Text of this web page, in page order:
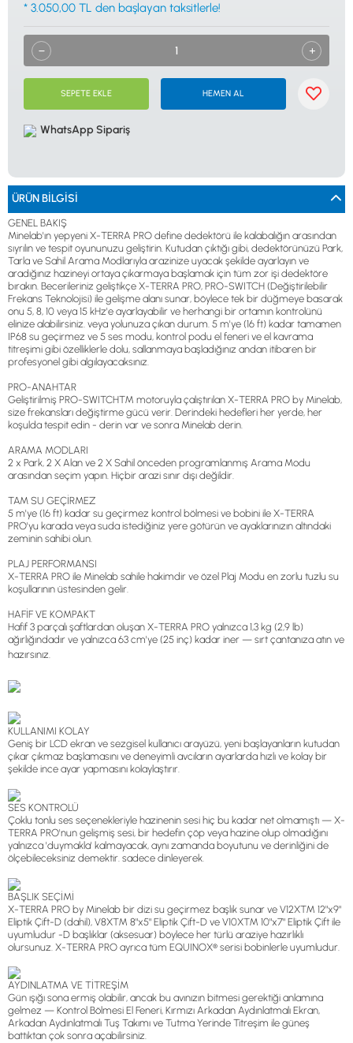
0533 061 73 68 0533 206 6086 0212 222 12 61 0332 321 45 59
Dedektör Dünyası, lider dünya markası dedektörlerin
Türkiye distribitörü olan Tevafuk Elektronik LTD. ŞTİ. resmi satış kanalıdır.
* 3.050,00 TL den başlayan taksitlerle!
SEPETE EKLE HEMEN AL
WhatsApp Sipariş
ÜRÜN BILGISI
GENEL BAKIŞ
Minelab'ın yepyeni X-TERRA PRO define dedektörü ile kalabalığın arasından
sıyrılın ve tespit oyununuzu geliştirin. Kutudan çıktığı gibi, dedektörünüzü Park,
Tarla ve Sahil Arama Modlarıyla arazinize uyacak şekilde ayarlayın ve
aradığınız hazineyi ortaya çıkarmaya başlamak için tüm zor işi dedektöre
bırakın. Becerileriniz geliştikçe X-TERRA PRO, PRO-SWITCH (Değiştirilebilir
Frekans Teknolojisi) ile gelişme alanı sunar, böylece tek bir düğmeye basarak
onu 5, 8, 10 veya 15 kHz'e ayarlayabilir ve herhangi bir ortamın kontrolünü
elinize alabilirsiniz. veya yolunuza çıkan durum. 5 m'ye (16 ft) kadar tamamen
IP68 su geçirmez ve 5 ses modu, kontrol podu el feneri ve el kavrama
titreşimi gibi özelliklerle dolu, sallanmaya başladığınız andan itibaren bir
profesyonel gibi algılayacaksınız.
PRO-ANAHTAR
Geliştirilmiş PRO-SWITCH™ motoruyla çalıştırılan X-TERRA PRO by Minelab,
size frekansları değiştirme gücü verir. Derindeki hedefleri her yerde, her
koşulda tespit edin - derin var ve sonra Minelab derin.
ARAMA MODLARI
2 x Park, 2 X Alan ve 2 X Sahil önceden programlanmış Arama Modu
arasından seçim yapın. Hiçbir arazi sınır dışı değildir.
TAM SU GEÇİRMEZ
5 m'ye (16 ft) kadar su geçirmez kontrol bölmesi ve bobini ile X-TERRA
PRO'yu karada veya suda istediğiniz yere götürün ve ayaklarınızın altındaki
zeminin sahibi olun.
PLAJ PERFORMANSI
X-TERRA PRO ile Minelab sahile hakimdir ve özel Plaj Modu en zorlu tuzlu su
koşullarının üstesinden gelir.
HAFİF VE KOMPAKT
Hafif 3 parçalı şaftlardan oluşan X-TERRA PRO yalnızca 1,3 kg (2,9 lb)
ağırlığındadır ve yalnızca 63 cm'ye (25 inç) kadar iner — sırt çantanıza atın ve
hazırsınız.
KULLANIMI KOLAY
Geniş bir LCD ekran ve sezgisel kullanıcı arayüzü, yeni başlayanların kutudan
çıkar çıkmaz başlamasını ve deneyimli avcıların ayarlarda hızlı ve kolay bir
şekilde ince ayar yapmasını kolaylaştırır.
SES KONTROLÜ
Çoklu tonlu ses seçenekleriyle hazinenin sesi hiç bu kadar net olmamıştı — X-
TERRA PRO'nun gelişmiş sesi, bir hedefin çöp veya hazine olup olmadığını
yalnızca 'duymakla' kalmayacak, aynı zamanda boyutunu ve derinliğini de
ölçebileceksiniz demektir. sadece dinleyerek.
BAŞLIK SEÇİMİ
X-TERRA PRO by Minelab bir dizi su geçirmez başlık sunar ve V12X™ 12"x9"
Eliptik Çift-D (dahil), V8X™ 8"x5" Eliptik Çift-D ve V10X™ 10"x7" Eliptik Çift ile
uyumludur -D başlıklar (aksesuar) böylece her türlü araziye hazırlıklı
olursunuz. X-TERRA PRO ayrıca tüm EQUINOX® serisi bobinlerle uyumludur.
AYDINLATMA VE TİTREŞİM
Gün ışığı sona ermiş olabilir, ancak bu avınızın bitmesi gerektiği anlamına
gelmez — Kontrol Bölmesi El Feneri, Kırmızı Arkadan Aydınlatmalı Ekran,
Arkadan Aydınlatmalı Tuş Takımı ve Tutma Yerinde Titreşim ile güneş
battıktan çok sonra açabilirsiniz.